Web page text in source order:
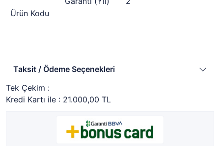
Ürün Kodu
Taksit / Ödeme Seçenekleri
Havale / Eft :
Havale İle :
21.000,00 TL
Tek Çekim :
Kredi Kartı ile : 21.000,00 TL